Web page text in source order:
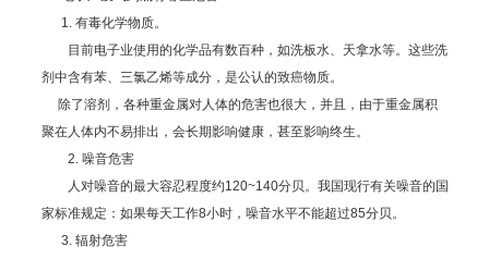
1. 有毒化学物质。
目前电子业使用的化学品有数百种，如洗板水、天拿水等。这些洗
剂中含有苯、三氯乙烯等成分，是公认的致癌物质。
除了溶剂，各种重金属对人体的危害也很大，并且，由于重金属积
聚在人体内不易排出，会长期影响健康，甚至影响终生。
2. 噪音危害
人对噪音的最大容忍程度约120~140分贝。我国现行有关噪音的国
家标准规定：如果每天工作8小时，噪音水平不能超过85分贝。
3. 辐射危害